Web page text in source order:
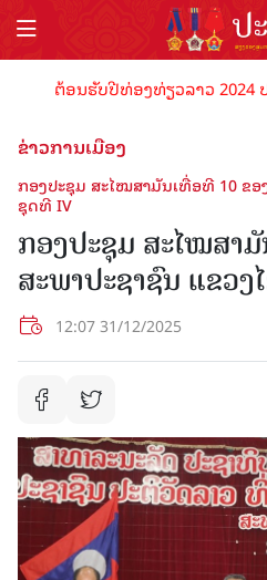
ຕ້ອນຮັບປີທ່ອງທ່ຽວລາວ 2024 ປ
ຂ່າວການເມືອງ
ກອງປະຊຸມ ສະໄໝສາມັນເທື່ອທີ 10 ຂອ
ຊຸດທີ IV
ກອງປະຊຸມ ສະໄໝສາ
ສະພາປະຊາຊົນ ແຂວ
12:07 31/12/2025